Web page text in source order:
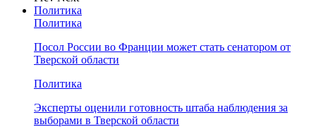
Политика
Политика
Посол России во Франции может стать сенатором от
Тверской области
Политика
Эксперты оценили готовность штаба наблюдения за
выборами в Тверской области